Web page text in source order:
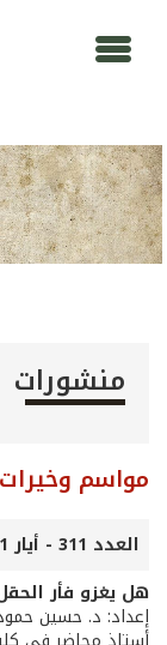
منشورات
مواسم وخيرات
العدد 311 - أيار 2011
هل يغزو فأر
إعداد: د. حسين